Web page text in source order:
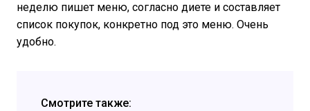
неделю пишет меню, согласно диете и составляет
список покупок, конкретно под это меню. Очень
удобно.
Смотрите также: